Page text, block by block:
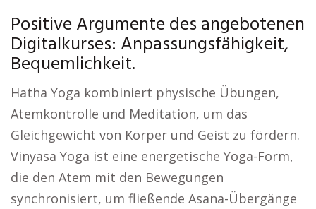
Positive Argumente des angebotenen
Digitalkurses: Anpassungsfähigkeit,
Bequemlichkeit.
Hatha Yoga kombiniert physische Übungen,
Atemkontrolle und Meditation, um das
Gleichgewicht von Körper und Geist zu fördern.
Vinyasa Yoga ist eine energetische Yoga-Form,
die den Atem mit den Bewegungen
synchronisiert, um fließende Asana-Übergänge